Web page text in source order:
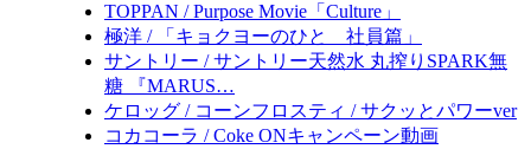
TOPPAN / Purpose Movie「Culture」
極洋 / 「キョクヨーのひと 社員篇」
サントリー / サントリー天然水 丸搾りSPARK無
糖 『MARUS…
ケロッグ / コーンフロスティ / サクッとパワーver
コカコーラ / Coke ONキャンペーン動画